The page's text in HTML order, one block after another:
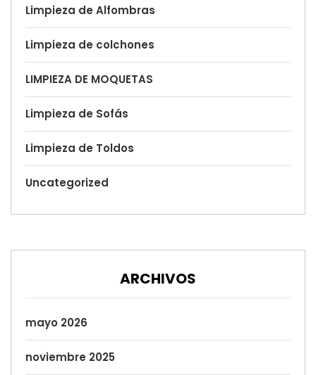
Limpieza de Alfombras
Limpieza de colchones
LIMPIEZA DE MOQUETAS
Limpieza de Sofás
Limpieza de Toldos
Uncategorized
ARCHIVOS
mayo 2026
noviembre 2025